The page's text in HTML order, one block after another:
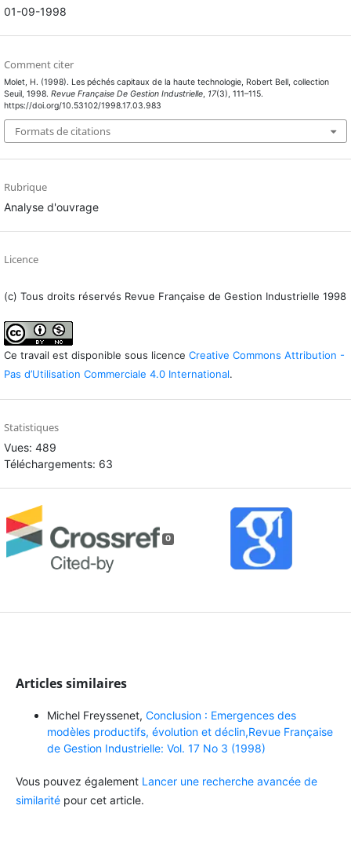
01-09-1998
Comment citer
Molet, H. (1998). Les péchés capitaux de la haute technologie, Robert Bell, collection
Seuil, 1998. Revue Française De Gestion Industrielle, 17(3), 111–115.
https://doi.org/10.53102/1998.17.03.983
Formats de citations
Rubrique
Analyse d'ouvrage
Licence
(c) Tous droits réservés Revue Française de Gestion Industrielle 1998
Ce travail est disponible sous licence Creative Commons Attribution -
Pas d’Utilisation Commerciale 4.0 International.
Statistiques
Vues: 489
Téléchargements: 63
0
Articles similaires
Michel Freyssenet, Conclusion : Emergences des
modèles productifs, évolution et déclin,Revue Française
de Gestion Industrielle: Vol. 17 No 3 (1998)
Vous pouvez également Lancer une recherche avancée de
similaritépour cet article.